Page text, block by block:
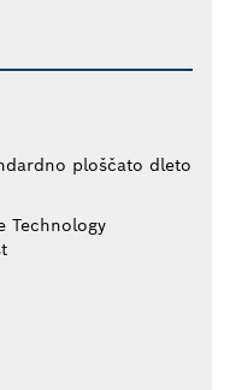
ploščato dleto
Technology